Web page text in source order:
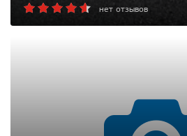
нет отзывов